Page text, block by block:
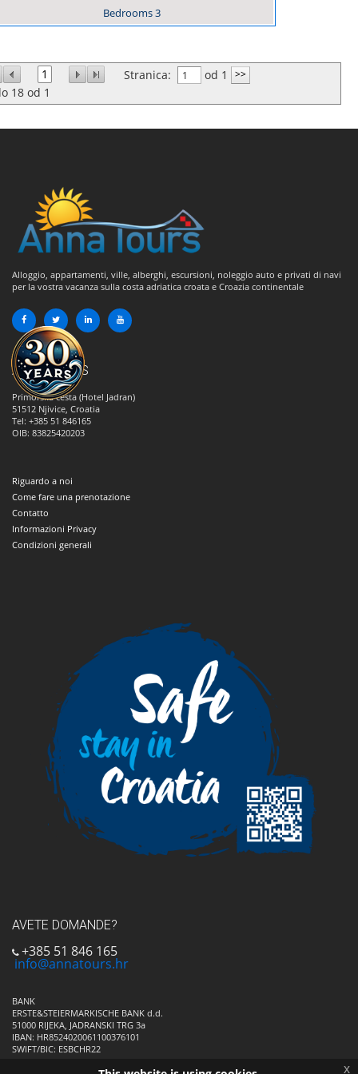
Bedrooms3
1 Stranica:
od 1
18 od 1
Alloggio, appartamenti, ville, alberghi, escursioni, noleggio auto e privati di navi
per la vostra vacanza sulla costa adriatica croata e Croazia continentale
ANNA TOURS
Primorska cesta (Hotel Jadran)
51512 Njivice, Croatia
Tel: +385 51 846165
OIB: 83825420203
Riguardo a noi
Come fare una prenotazione
Contatto
Informazioni Privacy
Condizioni generali
AVETE DOMANDE?
+385 51 846 165
info@annatours.hr
BANK
ERSTE&STEIERMARKISCHE BANK d.d.
51000 RIJEKA, JADRANSKI TRG 3a
IBAN: HR8524020061100376101
SWIFT/BIC: ESBCHR22
x